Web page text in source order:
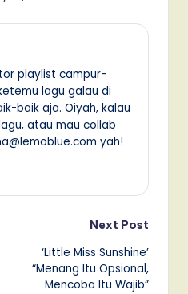
playlist campur-
lagu galau di
baik aja. Oiyah, kalau
atau mau collab
yah!
Next Post
‘Little Miss Sunshine’
“Menang Itu Opsional,
Mencoba Itu Wajib”